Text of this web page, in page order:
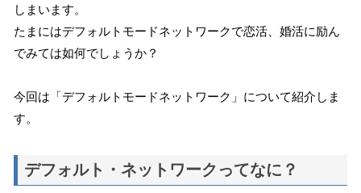
しまいます。
たまにはデフォルトモードネットワークで恋活、婚活に励ん
でみては如何でしょうか？
今回は「デフォルトモードネットワーク」について紹介しま
す。
デフォルト・ネットワークってなに？